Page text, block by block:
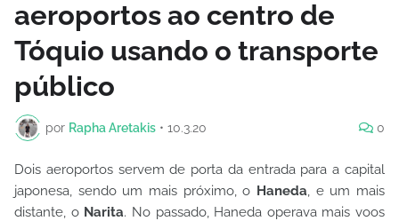
aeroportos ao centro de
Tóquio usando o transporte
público
por Rapha Aretakis • 10.3.20 0
Dois aeroportos servem de porta da entrada para a capital
japonesa, sendo um mais próximo, o Haneda, e um mais
distante, o Narita. No passado, Haneda operava mais voos